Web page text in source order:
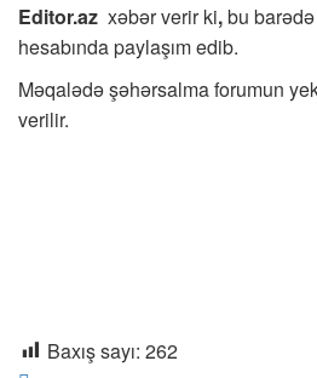
Editor.az xəbər verir ki,bu
hesabında paylaşım edib.
Məqalədə şəhərsalma forumun
verilir.
Baxış sayı: 262